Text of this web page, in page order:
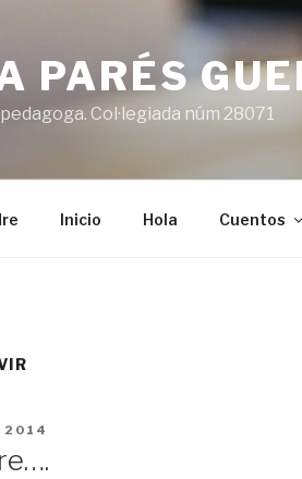
PARÉS
Col·legiada núm 28071
Inicio Hola Cuentos
2014